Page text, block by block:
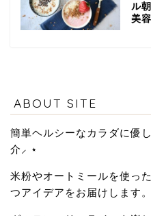
ル
美
ABOUT SITE
簡単ヘルシーなカラダに優
介⸝ ⋆
米粉やオートミールを使っ
つアイデアをお届けします。